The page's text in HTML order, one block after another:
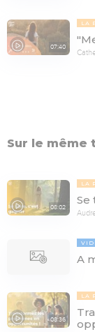
07:40
LA
Sur le même
08:02
LA
Se
A
08:36
LA